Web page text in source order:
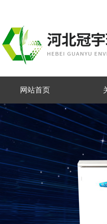
网站首页